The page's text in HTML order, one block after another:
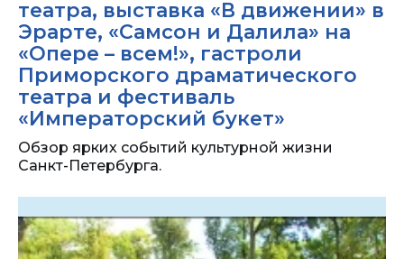
театра, выставка «В движении» в
Эрарте, «Самсон и Далила» на
«Опере – всем!», гастроли
Приморского драматического
театра и фестиваль
«Императорский букет»
Обзор ярких событий культурной жизни
Санкт-Петербурга.